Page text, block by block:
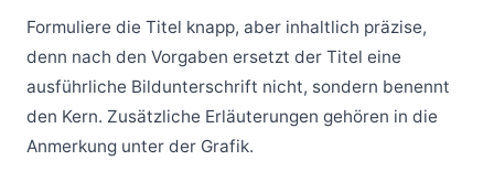
Formuliere die Titel knapp, aber inhaltlich präzise,
denn nach den Vorgaben ersetzt der Titel eine
ausführliche Bildunterschrift nicht, sondern benennt
den Kern. Zusätzliche Erläuterungen gehören in die
Anmerkung unter der Grafik.